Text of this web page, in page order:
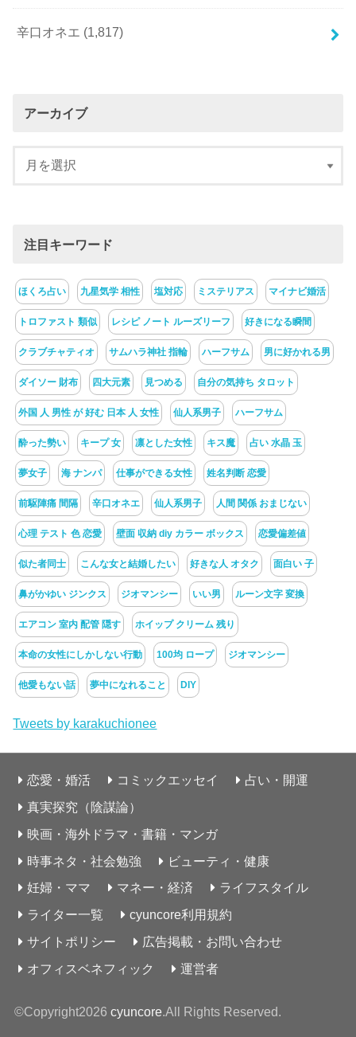
辛口オネエ (1,817)
アーカイブ
注目キーワード
ほくろ占い 九星気学 相性 塩対応 ミステリアス マイナビ婚活
トロファスト 類似 レシピ ノート ルーズリーフ 好きになる瞬間
クラブチャティオ サムハラ神社 指輪 ハーフサム 男に好かれる男
ダイソー 財布 四大元素 見つめる 自分の気持ち タロット
外国 人 男性 が 好む 日本 人 女性 仙人系男子 ハーフサム
酔った勢い キープ 女 凛とした女性 キス魔 占い 水晶 玉
夢女子 海 ナンパ 仕事ができる女性 姓名判断 恋愛
前駆陣痛 間隔 辛口オネエ 仙人系男子 人間 関係 おまじない
心理 テスト 色 恋愛 壁面 収納 diy カラー ボックス 恋愛偏差値
似た者同士 こんな女と結婚したい 好きな人 オタク 面白い 子
鼻がかゆい ジンクス ジオマンシー いい男 ルーン文字 変換
エアコン 室内 配管 隠す ホイップ クリーム 残り
本命の女性にしかしない行動 100均 ロープ ジオマンシー
他愛もない話 夢中になれること DIY
Tweets by karakuchionee
恋愛・婚活 コミックエッセイ
占い・開運
真実探究（陰謀論）
映画・海外ドラマ・書籍・マンガ
時事ネタ・社会勉強
ビューティ・健康
妊婦・ママ
マネー・経済
ライフスタイル
ライター一覧
cyuncore利用規約
サイトポリシー
広告掲載・お問い合わせ
オフィスベネフィック
運営者
©Copyright2026 cyuncore.All Rights Reserved.